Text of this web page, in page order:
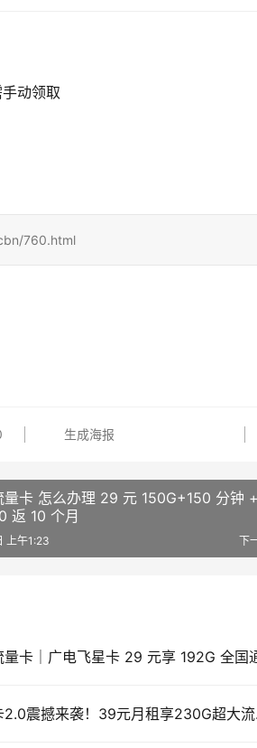
动领取
760.html
生成海报
分钟 + 充
返 10 个月
下
上午1:23
广电